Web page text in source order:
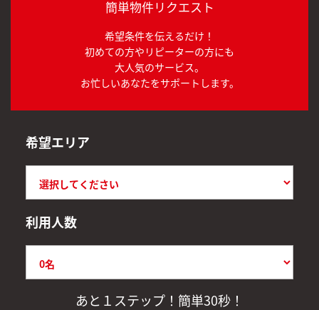
簡単物件リクエスト
希望条件を伝えるだけ！
初めての方やリピーターの方にも
大人気のサービス。
お忙しいあなたをサポートします。
希望エリア
利用人数
あと１ステップ！簡単30秒！